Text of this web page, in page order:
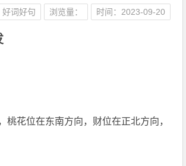
好词好句 浏览量： 时间：2023-09-20
花位在东南方向，财位在正北方向，